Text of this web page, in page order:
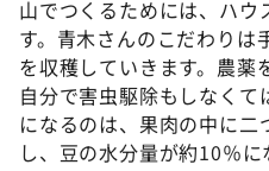
山でつくるためには、ハウ
す。青木さんのこだわりは
を収穫していきます。農薬
自分で害虫駆除もしなく
になるのは、果肉の中に
し、豆の水分量が約10％